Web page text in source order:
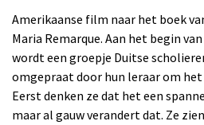
Amerikaanse film naar het boek
Maria Remarque. Aan het begin
wordt een groepje Duitse
omgepraat door hun leraar om het
Eerst denken ze dat het een
maar al gauw verandert dat. Ze